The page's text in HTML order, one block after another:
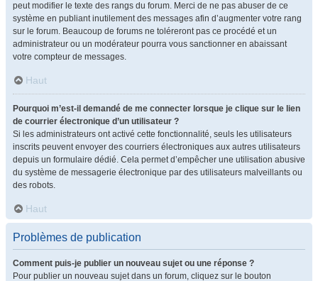
peut modifier le texte des rangs du forum. Merci de ne pas abuser de ce
système en publiant inutilement des messages afin d’augmenter votre rang
sur le forum. Beaucoup de forums ne toléreront pas ce procédé et un
administrateur ou un modérateur pourra vous sanctionner en abaissant
votre compteur de messages.
Haut
Pourquoi m’est-il demandé de me connecter lorsque je clique sur le lien
de courrier électronique d’un utilisateur ?
Si les administrateurs ont activé cette fonctionnalité, seuls les utilisateurs
inscrits peuvent envoyer des courriers électroniques aux autres utilisateurs
depuis un formulaire dédié. Cela permet d’empêcher une utilisation abusive
du système de messagerie électronique par des utilisateurs malveillants ou
des robots.
Haut
Problèmes de publication
Comment puis-je publier un nouveau sujet ou une réponse ?
Pour publier un nouveau sujet dans un forum, cliquez sur le bouton